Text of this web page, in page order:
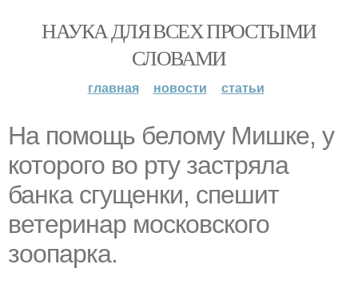
НАУКА ДЛЯ ВСЕХ ПРОСТЫМИ
СЛОВАМИ
главная новости статьи
На помощь белому Мишке, у
которого во рту застряла
банка сгущенки, спешит
ветеринар московского
зоопарка.